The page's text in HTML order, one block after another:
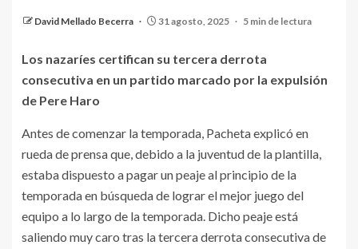
David Mellado Becerra 31 agosto, 2025 5 min de lectura
durante el partido. / GRANADA CF
Los nazaríes certifican su tercera derrota
consecutiva en un partido marcado por la expulsión
de Pere Haro
Antes de comenzar la temporada, Pacheta explicó en
rueda de prensa que, debido a la juventud de la plantilla,
estaba dispuesto a pagar un peaje al principio de la
temporada en búsqueda de lograr el mejor juego del
equipo a lo largo de la temporada. Dicho peaje está
saliendo muy caro tras la tercera derrota consecutiva de